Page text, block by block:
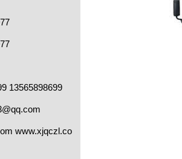
13565898699
www.xjqczl.co